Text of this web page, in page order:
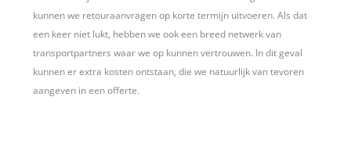
kunnen we retouraanvragen op korte termijn uitvoeren. Als dat
een keer niet lukt, hebben we ook een breed netwerk van
transportpartners waar we op kunnen vertrouwen. In dit geval
kunnen er extra kosten ontstaan, die we natuurlijk van tevoren
aangeven in een offerte.